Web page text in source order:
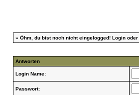
» Öhm, du bist noch nicht eingelogged! Loginoder
Antworten
Login Name:
Passwort: